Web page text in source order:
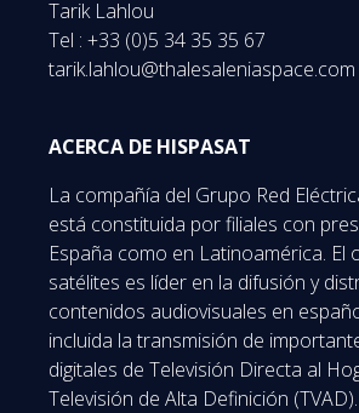
Tarik Lahlou
Tel : +33 (0)5 34 35 35 67
tarik.lahlou@thalesaleniaspace.com
ACERCA DE HISPASAT
La compañía del Grupo Red
está constituida por filiales con
España como en Latinoamérica. El
satélites es líder en la difusión y
contenidos audiovisuales en
incluida la transmisión de
digitales de Televisión Directa al
Televisión de Alta Definición